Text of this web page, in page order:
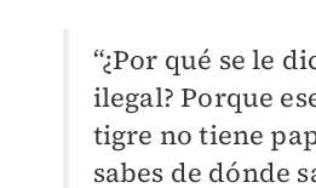
“¿Por qué se le
ilegal? Porque
tigre no tiene
sabes de dónde